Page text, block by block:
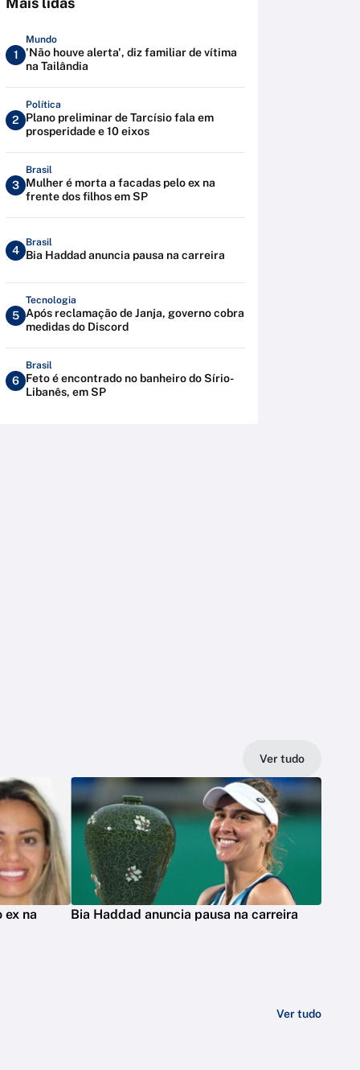
1
Mundo
'Não houve alerta', diz familiar de vítima
na Tailândia
2
Política
Plano preliminar de Tarcísio fala em
prosperidade e 10 eixos
3
Brasil
Mulher é morta a facadas pelo ex na
frente dos filhos em SP
4
Brasil
Bia Haddad anuncia pausa na carreira
5
Tecnologia
Após reclamação de Janja, governo cobra
medidas do Discord
6
Brasil
Feto é encontrado no banheiro do Sírio-
Libanês, em SP
Ver tudo
ex na
Bia Haddad anuncia pausa na carreira
Ver tudo